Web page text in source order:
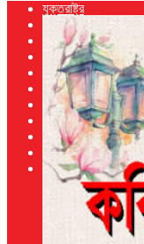
যুক্তরাষ্ট্র
বাংলাদেশ
ভারত
আন্তর্জাতিক
খেলা
নিউ ইয়র্ক
প্রবাস
জাতিসংঘ
বিজ্ঞান ও প্রযুক্তি
বিনোদন
আরো
গণমাধ্যম
অনুবাদ
জীবনশৈলী
স্বাস্থ্য